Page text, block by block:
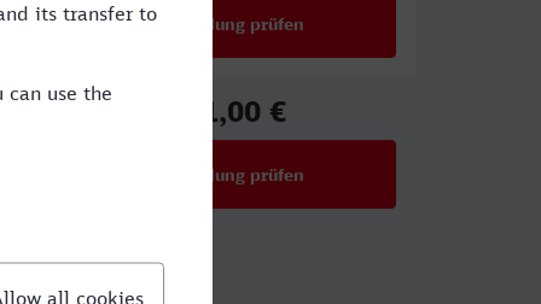
Verbindung prüfen
51,00 €
Verbindung prüfen